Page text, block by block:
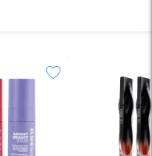
dengan sabun
memberikan
mengurangi kulit
makeup tahan